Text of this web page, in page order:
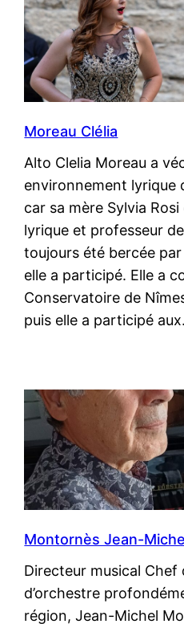
Moreau Clélia
Alto Clelia Moreau a
environnement lyrique
car sa mère Sylvia
lyrique et professeur
toujours été bercée
elle a participé. Elle a
Conservatoire de
puis elle a participé
Montornès Jean-
Directeur musical
d’orchestre
région, Jean-Michel